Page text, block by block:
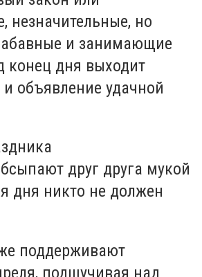
незначительные, но
и занимающие
конец дня выходит
объявление удачной
друг друга мукой
дня никто не должен
поддерживают
подшучивая над